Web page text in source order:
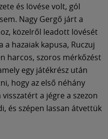
és lövése volt, gól
Nagy Gergő járt a
közelről leadott lövését
hazaiak kapusa, Ruczuj
harcos, szoros mérkőzést
egy játékrész után
hogy az első néhány
a jégre a szezon
és szépen lassan átvettük